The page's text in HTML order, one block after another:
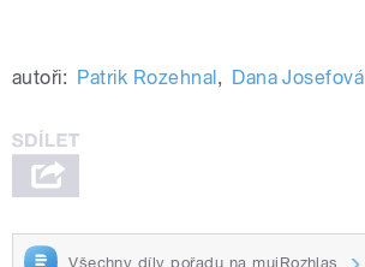
autoři: Patrik Rozehnal, Dana Josefová
Všechny díly pořadu na mujRozhlas